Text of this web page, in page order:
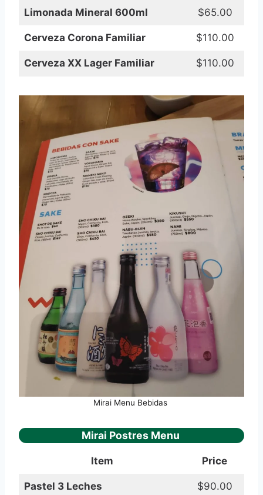
Limonada Mineral 600ml $65.00
Cerveza Corona Familiar $110.00
Cerveza XX Lager Familiar $110.00
Mirai Menu Bebidas
Mirai Postres Menu
Item Price
Pastel 3 Leches $90.00